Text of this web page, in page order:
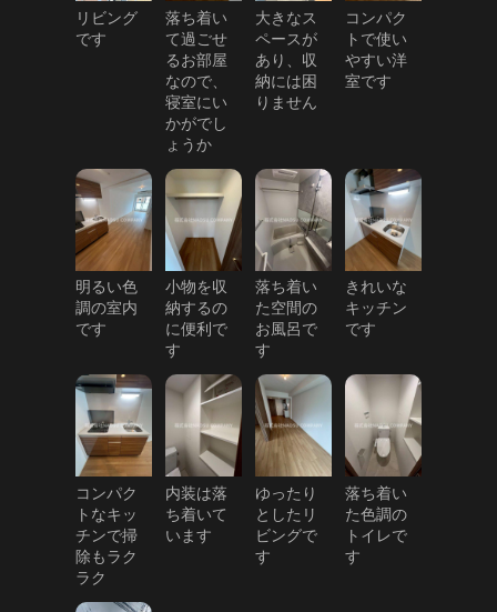
リビング
です
落ち着い
て過ごせ
るお部屋
なので、
寝室にい
かがでし
ょうか
大きなス
ペースが
あり、収
納には困
りません
コンパク
トで使い
やすい洋
室です
明るい色
調の室内
です
小物を収
納するの
に便利で
す
落ち着い
た空間の
お風呂で
す
きれいな
キッチン
です
コンパク
トなキッ
チンで掃
除もラク
ラク
内装は落
ち着いて
います
ゆったり
としたリ
ビングで
す
落ち着い
た色調の
トイレで
す